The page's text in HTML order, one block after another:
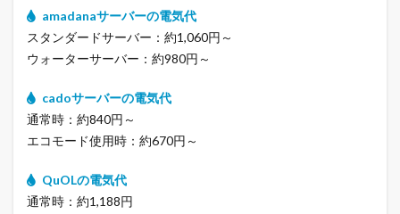
amadanaサーバーの電気代
スタンダードサーバー：約1,060円～
ウォーターサーバー：約980円～
cadoサーバーの電気代
通常時：約840円～
エコモード使用時：約670円～
QuOLの電気代
通常時：約1,188円